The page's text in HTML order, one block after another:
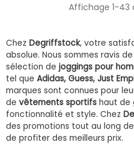
Affichage 1-43
Chez Degriffstock, votre
absolue. Nous sommes ravis
sélection de joggings pour
tel que Adidas, Guess, Just
marques sont connues pour
de vêtements sportifs haut de
fonctionnalité et style. Chez
des promotions tout au long
de profiter des meilleurs prix.